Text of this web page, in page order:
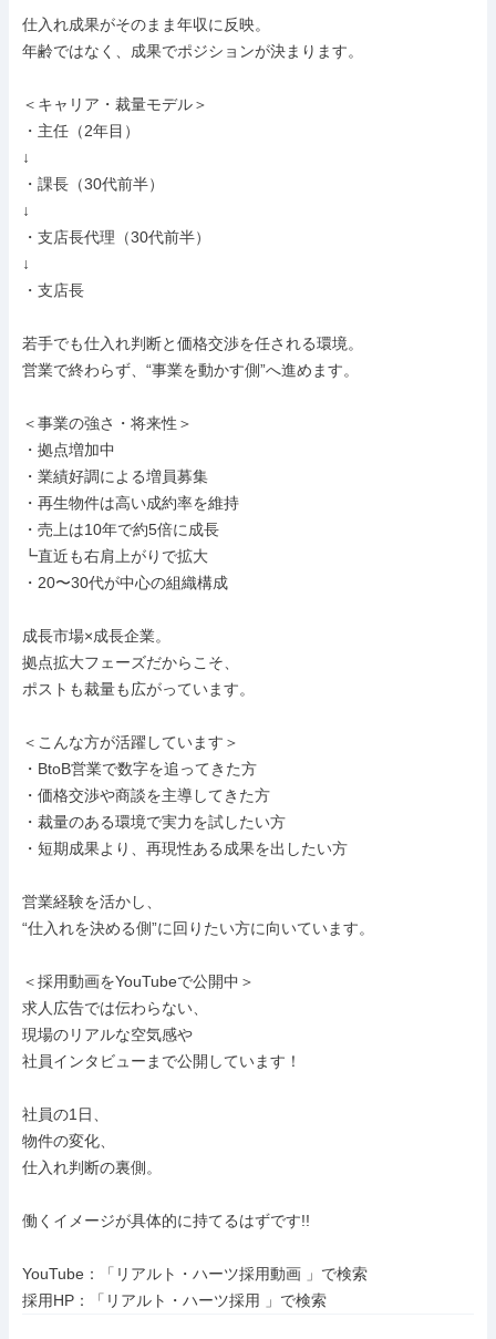
仕入れ成果がそのまま年収に反映。
年齢ではなく、成果でポジションが決まります。
＜キャリア・裁量モデル＞
・主任（2年目）
↓
・課長（30代前半）
↓
・支店長代理（30代前半）
↓
・支店長
若手でも仕入れ判断と価格交渉を任される環境。
営業で終わらず、“事業を動かす側”へ進めます。
＜事業の強さ・将来性＞
・拠点増加中
・業績好調による増員募集
・再生物件は高い成約率を維持
・売上は10年で約5倍に成長
┗直近も右肩上がりで拡大
・20〜30代が中心の組織構成
成長市場×成長企業。
拠点拡大フェーズだからこそ、
ポストも裁量も広がっています。
＜こんな方が活躍しています＞
・BtoB営業で数字を追ってきた方
・価格交渉や商談を主導してきた方
・裁量のある環境で実力を試したい方
・短期成果より、再現性ある成果を出したい方
営業経験を活かし、
“仕入れを決める側”に回りたい方に向いています。
＜採用動画をYouTubeで公開中＞
求人広告では伝わらない、
現場のリアルな空気感や
社員インタビューまで公開しています！
社員の1日、
物件の変化、
仕入れ判断の裏側。
働くイメージが具体的に持てるはずです!!
YouTube：「リアルト・ハーツ採用動画 」で検索
採用HP：「リアルト・ハーツ採用 」で検索